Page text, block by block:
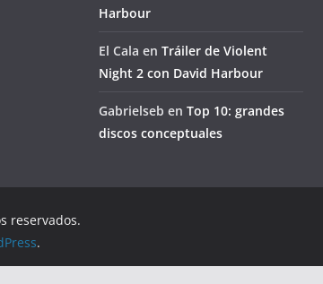
Harbour
El Cala en Tráiler de Violent
Night 2 con David Harbour
Gabrielseb en Top 10: grandes
discos conceptuales
reservados.
.